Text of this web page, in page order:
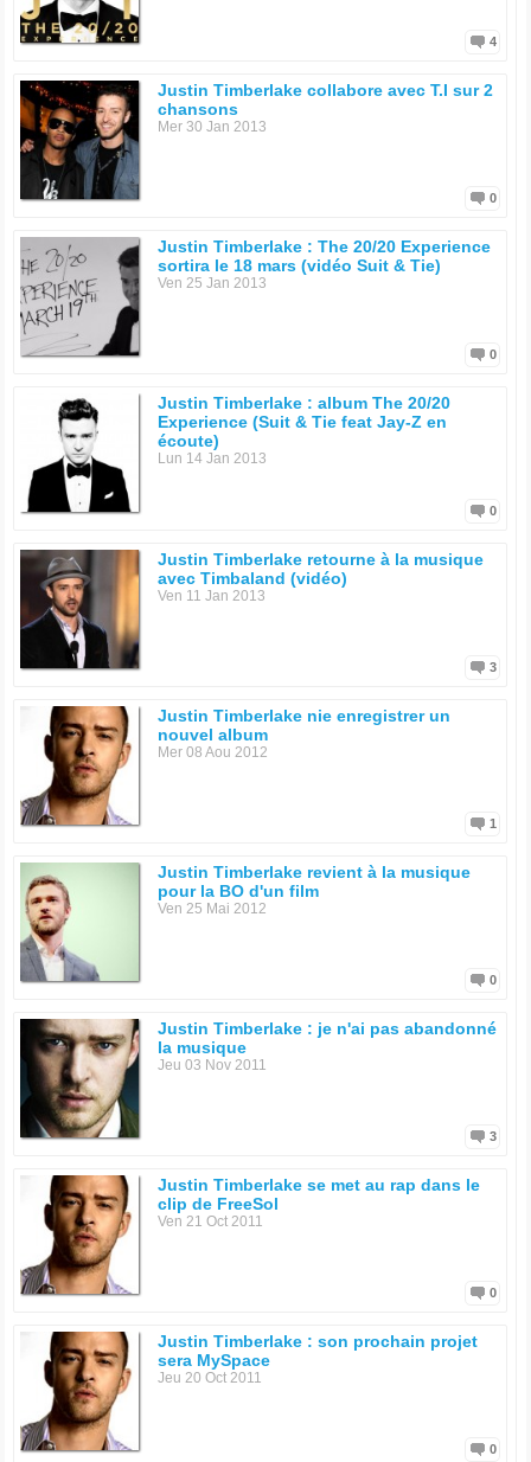
4
Justin Timberlake collabore avec T.I sur 2
chansons
Mer 30 Jan 2013
0
Justin Timberlake : The 20/20 Experience
sortira le 18 mars (vidéo Suit & Tie)
Ven 25 Jan 2013
0
Justin Timberlake : album The 20/20
Experience (Suit & Tie feat Jay-Z en
écoute)
Lun 14 Jan 2013
0
Justin Timberlake retourne à la musique
avec Timbaland (vidéo)
Ven 11 Jan 2013
3
Justin Timberlake nie enregistrer un
nouvel album
Mer 08 Aou 2012
1
Justin Timberlake revient à la musique
pour la BO d'un film
Ven 25 Mai 2012
0
Justin Timberlake : je n'ai pas abandonné
la musique
Jeu 03 Nov 2011
3
Justin Timberlake se met au rap dans le
clip de FreeSol
Ven 21 Oct 2011
0
Justin Timberlake : son prochain projet
sera MySpace
Jeu 20 Oct 2011
0